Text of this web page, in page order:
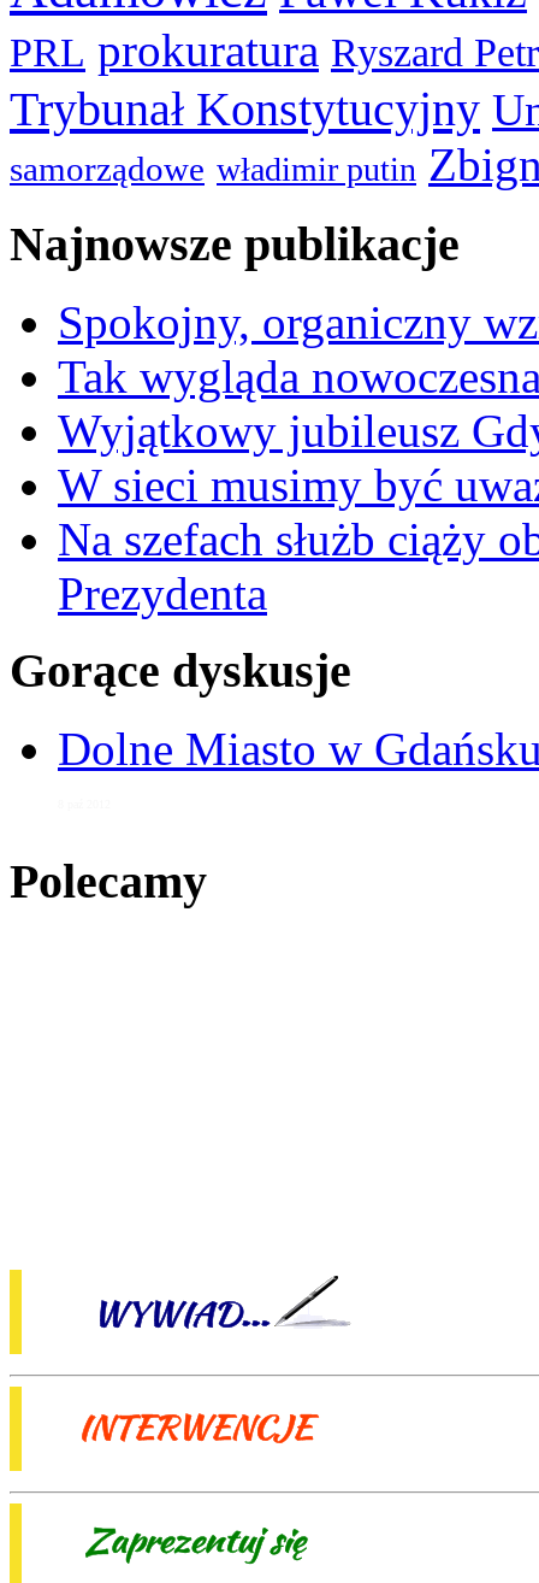
PRL prokuratura Ryszard
Trybunał Konstytucyjny
samorządowe władimir putin
Najnowsze publikacje
Spokojny, organiczny
Tak wygląda
Wyjątkowy jubileusz
W sieci musimy być
Na szefach służb ciąży
Prezydenta
Gorące dyskusje
Dolne Miasto w
Polecamy